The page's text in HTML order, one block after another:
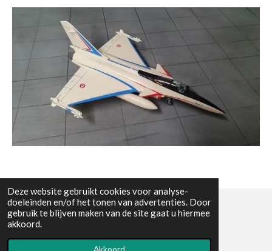
Deze website gebruikt cookies voor analyse-
doeleinden en/of het tonen van advertenties. Door
gebruik te blijven maken van de site gaat u hiermee
akkoord.
© All the pictures on this website are copywright protected